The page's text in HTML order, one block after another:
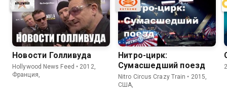
Новости Голливуда
Hollywood News Feed • 2012,
Франция,
Нитро-цирк:
Сумасшедший поезд
Nitro Circus Crazy Train • 2015,
США,